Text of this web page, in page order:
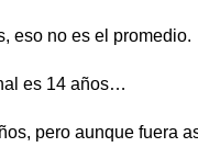
eso no es el promedio.
es 14 años…
pero aunque fuera